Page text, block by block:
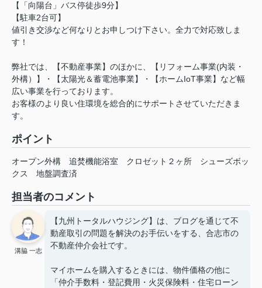
【「向陽台」バス停徒歩9分】
【駐車2台可】
値引き交渉など何なりとお申しつけ下さい。全力で対応致しま
す！
弊社では、【不動産事業】のほかに、【リフォーム事業(内装・
外構）】・【太陽光＆蓄電池事業】・【ホームIoT事業】など幅
広い事業を行っております。
お客様のより良い住環境を総合的にサポートさせていただきま
す。
ポイント
オープン外構 追焚機能浴室 クロゼット２ヶ所
シューズボッ
クス
地盤調査済
担当者のコメント
溝脇 一志
【九州トータルハウジング】は、ブログを通じて不
動産取引の問題を解決のお手伝いをする、合志市の
不動産仲介会社です。
マイホームを購入するときには、物件価格の他に
「仲介手数料・登記費用・火災保険料・住宅ローン